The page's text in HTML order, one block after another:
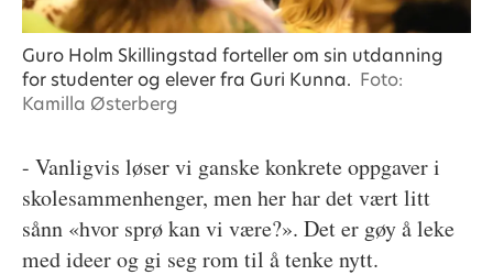
Guro Holm Skillingstad forteller om sin utdanning
for studenter og elever fra Guri Kunna. Foto:
Kamilla Østerberg
- Vanligvis løser vi ganske konkrete oppgaver i
skolesammenhenger, men her har det vært litt
sånn «hvor sprø kan vi være?». Det er gøy å leke
med ideer og gi seg rom til å tenke nytt.